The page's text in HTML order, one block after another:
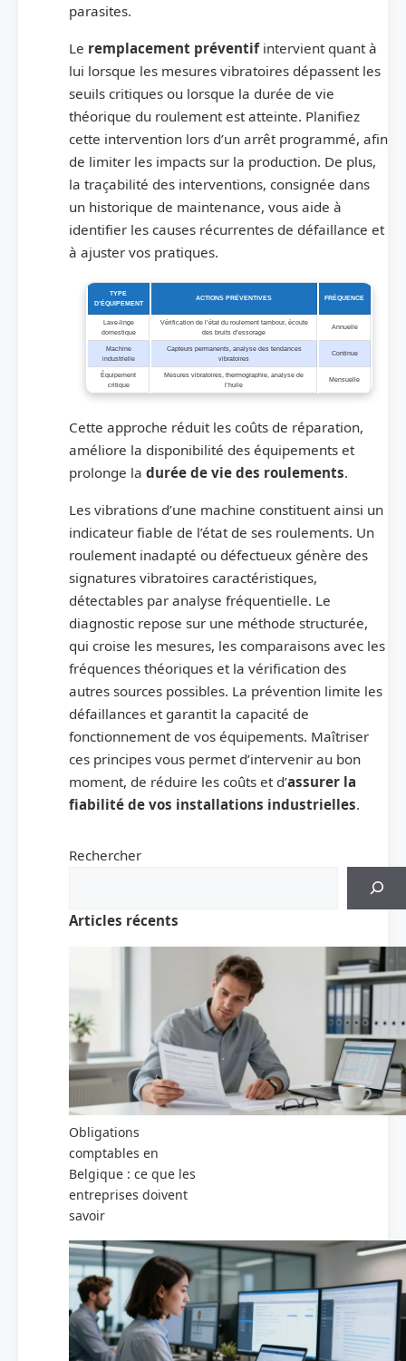
parasites.
Le remplacement préventifintervient quant à
lui lorsque les mesures vibratoires dépassent les
seuils critiques ou lorsque la durée de vie
théorique du roulement est atteinte. Planifiez
cette intervention lors d’un arrêt programmé, afin
de limiter les impacts sur la production. De plus,
la traçabilité des interventions, consignée dans
un historique de maintenance, vous aide à
identifier les causes récurrentes de défaillance et
à ajuster vos pratiques.
TYPE
D’ÉQUIPEMENT
ACTIONS PRÉVENTIVES FRÉQUENCE
Lave-linge
domestique
Vérification de l’état du roulement tambour, écoute
des bruits d’essorage
Annuelle
Machine
industrielle
Capteurs permanents, analyse des tendances
vibratoires
Continue
Équipement
critique
Mesures vibratoires, thermographie, analyse de
l’huile
Mensuelle
Cette approche réduit les coûts de réparation,
améliore la disponibilité des équipements et
prolonge la durée de vie des roulements.
Les vibrations d’une machine constituent ainsi un
indicateur fiable de l’état de ses roulements. Un
roulement inadapté ou défectueux génère des
signatures vibratoires caractéristiques,
détectables par analyse fréquentielle. Le
diagnostic repose sur une méthode structurée,
qui croise les mesures, les comparaisons avec les
fréquences théoriques et la vérification des
autres sources possibles. La prévention limite les
défaillances et garantit la capacité de
fonctionnement de vos équipements. Maîtriser
ces principes vous permet d’intervenir au bon
moment, de réduire les coûts et d’assurer la
fiabilité de vos installations industrielles.
Rechercher
Articles récents
Obligations
comptables en
Belgique : ce que les
entreprises doivent
savoir